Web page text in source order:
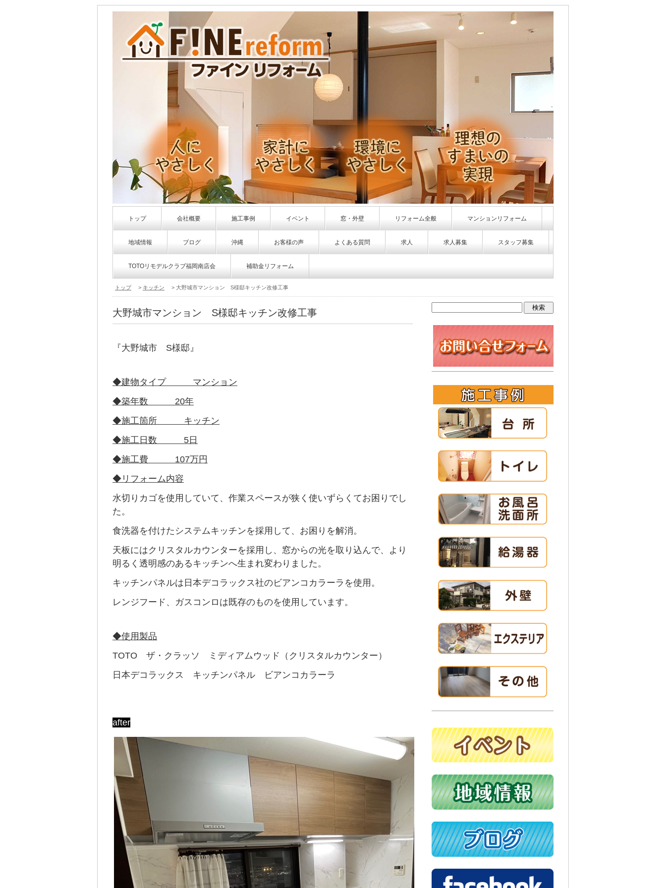
トップ 会社概要 施工事例 イベント 窓・外壁 リフォーム全般 マンションリフォーム
地域情報 ブログ 沖縄 お客様の声 よくある質問 求人 求人募集 スタッフ募集
TOTOリモデルクラブ福岡南店会 補助金リフォーム
トップ > キッチン > 大野城市マンション S様邸キッチン改修工事
大野城市マンション S様邸キッチン改修工事
『大野城市 S様邸』
◆建物タイプ マンション
◆築年数 20年
◆施工箇所 キッチン
◆施工日数 5日
◆施工費 107万円
◆リフォーム内容
水切りカゴを使用していて、作業スペースが狭く使いずらくてお困りでし
た。
食洗器を付けたシステムキッチンを採用して、お困りを解消。
天板にはクリスタルカウンターを採用し、窓からの光を取り込んで、より
明るく透明感のあるキッチンへ生まれ変わりました。
キッチンパネルは日本デコラックス社のビアンコカラーラを使用。
レンジフード、ガスコンロは既存のものを使用しています。
◆使用製品
TOTO ザ・クラッソ ミディアムウッド （クリスタルカウンター）
日本デコラックス キッチンパネル ビアンコカラーラ
after